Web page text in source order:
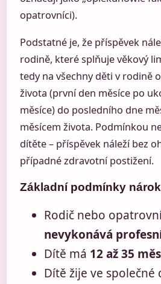
opatrovníci).
Podstatné je, že příspěvek
rodině, které splňuje věkový
tedy na všechny děti v rodině
života (první den měsíce po
měsíce) do posledního dne
měsícem života. Podmínkou
dítěte – příspěvek náleží bez
případné zdravotní postižení.
Základní podmínky
Rodič nebo
nevykonává
Dítě má 12 až 35
Dítě žije ve společné